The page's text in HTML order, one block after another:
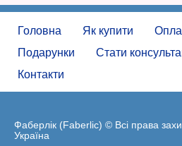
Головна Як купити
Подарунки
Стати
Контакти
Фаберлік (Faberlic) © Всі права
Україна